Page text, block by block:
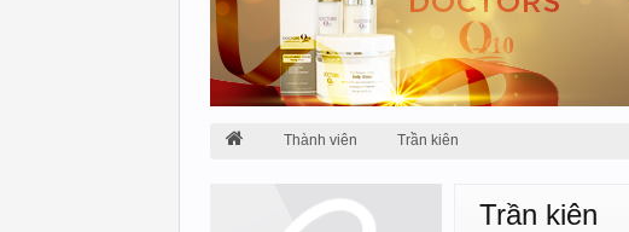
Thành viên Trần kiên
Trần kiên